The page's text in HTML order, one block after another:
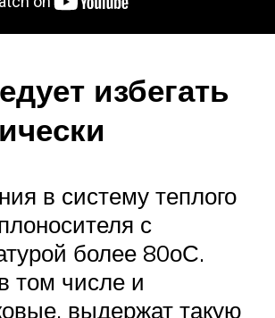
избегать
в систему теплого
с
более 80оС.
том числе и
выдержат такую